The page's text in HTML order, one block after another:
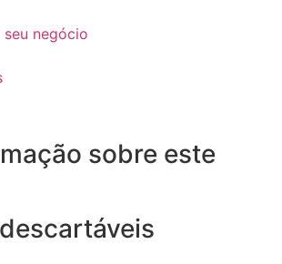
negócio
sobre este